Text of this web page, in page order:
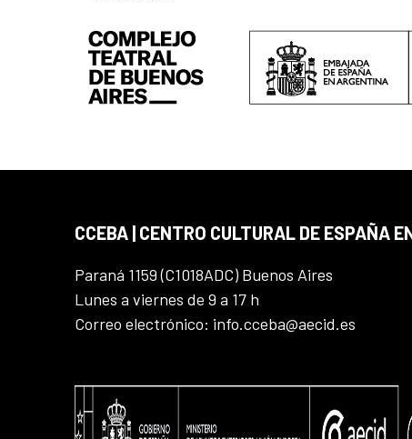
CCEBA | CENTRO CULTURAL DE ESPAÑA
Paraná 1159 (C1018ADC) Buenos Aires
Lunes a viernes de 9 a 17 h
Correo electrónico: info.cceba@aecid.es